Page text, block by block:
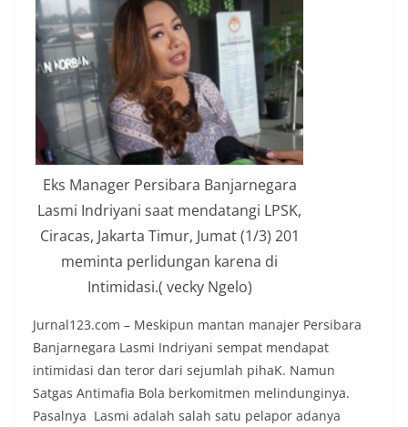
Eks Manager Persibara Banjarnegara
Lasmi Indriyani saat mendatangi LPSK,
Ciracas, Jakarta Timur, Jumat (1/3) 201
meminta perlidungan karena di
Intimidasi.( vecky Ngelo)
Jurnal123.com – Meskipun mantan manajer Persibara
Banjarnegara Lasmi Indriyani sempat mendapat
intimidasi dan teror dari sejumlah pihaK. Namun
Satgas Antimafia Bola berkomitmen melindunginya.
Pasalnya Lasmi adalah salah satu pelapor adanya